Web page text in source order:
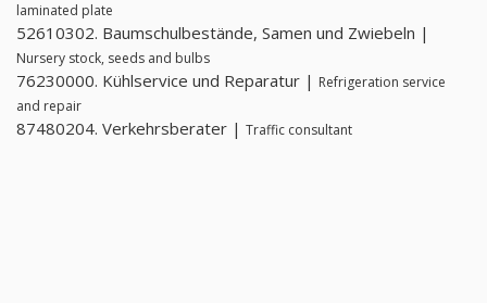
laminated plate
52610302. Baumschulbestände, Samen und Zwiebeln |
Nursery stock, seeds and bulbs
76230000. Kühlservice und Reparatur | Refrigeration service
and repair
87480204. Verkehrsberater | Traffic consultant